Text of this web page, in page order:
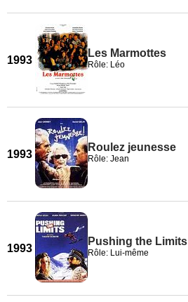
1993
Les Marmottes
Rôle: Léo
1993
Roulez jeunesse
Rôle: Jean
1993
Pushing the Limits
Rôle: Lui-même